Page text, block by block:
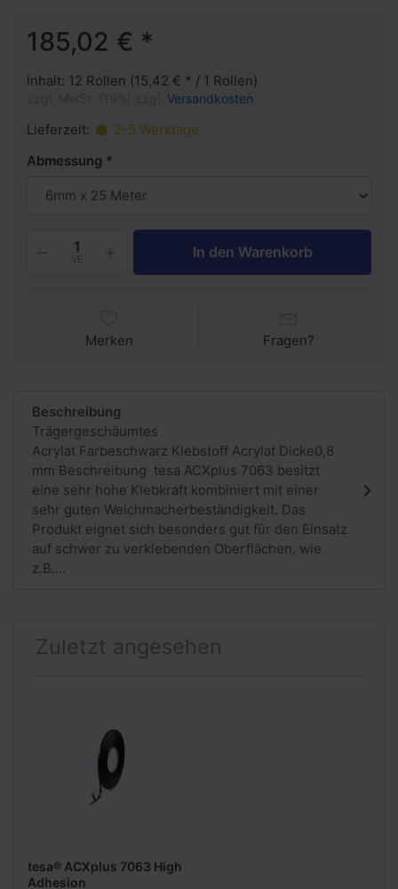
185,02 € *
Inhalt: 12 Rollen (15,42 € * / 1 Rollen)
Versandkosten
Lieferzeit:
2-5 Werktage
Abmessung
VE In den Warenkorb
Merken Fragen?
Beschreibung
Trägergeschäumtes
Acrylat Farbeschwarz Klebstoff Acrylat Dicke0,8
mm Beschreibung tesa ACXplus 7063 besitzt
eine sehr hohe Klebkraft kombiniert mit einer
sehr guten Weichmacherbeständigkeit. Das
Produkt eignet sich besonders gut für den Einsatz
auf schwer zu verklebenden Oberflächen, wie
z.B....
Zuletzt angesehen
tesa® ACXplus 7063 High
Adhesion